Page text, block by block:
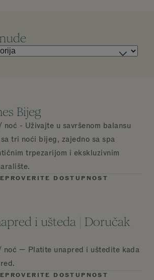
Bijeg
- Uživajte u savršenom balansu
tri noći bijeg, zajedno sa spa
trpezarijom i ekskluzivnim
PROVERITE DOSTUPNOST
i ušteda | Doručak
noć — Platite unapred i uštedite kada
PROVERITE DOSTUPNOST